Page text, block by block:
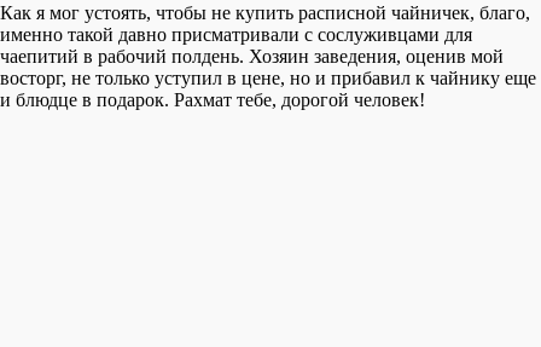
Как я мог устоять, чтобы не купить расписной чайничек, благо,
именно такой давно присматривали с сослуживцами для
чаепитий в рабочий полдень. Хозяин заведения, оценив мой
восторг, не только уступил в цене, но и прибавил к чайнику еще
и блюдце в подарок. Рахмат тебе, дорогой человек!